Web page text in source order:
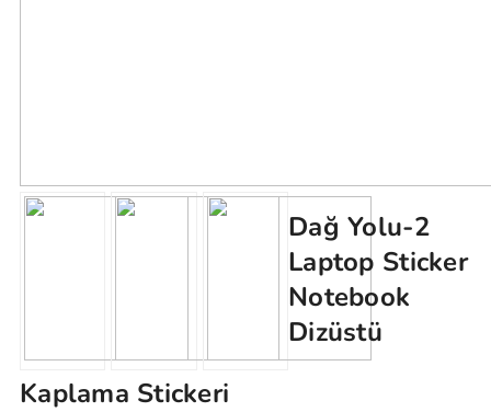
Dağ Yolu-2
Laptop Sticker
Notebook
Dizüstü
Kaplama Stickeri